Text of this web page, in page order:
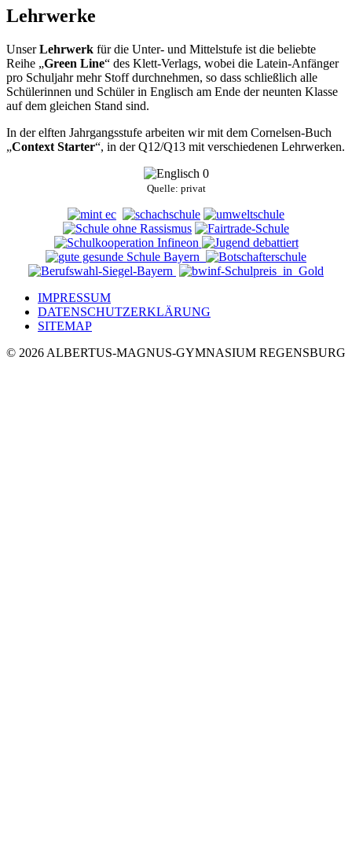
Lehrwerke
UnserLehrwerk für die Unter- und Mittelstufe ist die beliebte
Reihe „Green Line“ des Klett-Verlags, wobei die Latein-Anfänger
pro Schuljahr mehr Stoff durchnehmen, so dass schließlich alle
Schülerinnen und Schüler in Englisch am Ende der neunten Klasse
auf dem gleichen Stand sind.
In der elften Jahrgangsstufe arbeiten wir mit dem Cornelsen-Buch
„Context Starter“, in der Q12/Q13 mit verschiedenen Lehrwerken.
Quelle: privat
IMPRESSUM
DATENSCHUTZERKLÄRUNG
SITEMAP
© 2026 ALBERTUS-MAGNUS-GYMNASIUM REGENSBURG